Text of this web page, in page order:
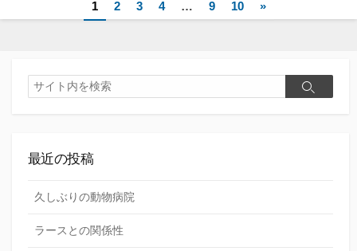
1 2 3 4 … 9 10 »
検
索
検
最近の投稿
久しぶりの動物病院
ラースとの関係性